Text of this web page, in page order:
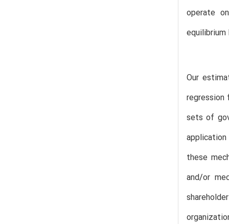
operate
Our
sets of
these
and/or